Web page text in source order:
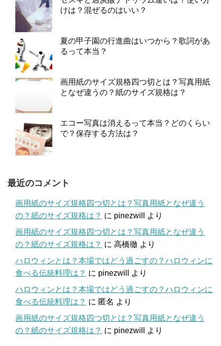
けは？混ぜるのはいい？
夏の甲子園の行進曲はいつから？歌詞があ
るって本当？
画用紙のサイズ規格四つ切とは？写真用紙
となぜ違うの？紙のサイズ規格は？
エコー写真は消えるって本当？どのくらい
で？保存する方法は？
最近のコメント
画用紙のサイズ規格四つ切とは？写真用紙となぜ違う
の？紙のサイズ規格は？ に pinezwill
より
画用紙のサイズ規格四つ切とは？写真用紙となぜ違う
の？紙のサイズ規格は？ に 高橋徹 より
ハロウィンとは？本場ではどう過ごすの？ハロウィンに
食べる伝統料理は？ に pinezwill
より
ハロウィンとは？本場ではどう過ごすの？ハロウィンに
食べる伝統料理は？ に 匿名 より
画用紙のサイズ規格四つ切とは？写真用紙となぜ違う
の？紙のサイズ規格は？ に pinezwill より